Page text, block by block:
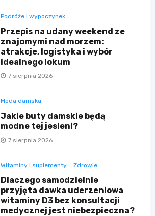
Podróże i wypoczynek
Przepis na udany weekend ze
znajomymi nad morzem:
atrakcje, logistyka i wybór
idealnego lokum
7 sierpnia 2026
Moda damska
Jakie buty damskie będą
modne tej jesieni?
7 sierpnia 2026
Witaminy i suplementy Zdrowie
Dlaczego samodzielnie
przyjęta dawka uderzeniowa
witaminy D3 bez konsultacji
medycznej jest niebezpieczna?